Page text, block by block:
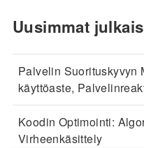
Uusimmat
Palvelin Suorituskyvyn
käyttöaste,
Koodin Optimointi:
Virheenkäsittely